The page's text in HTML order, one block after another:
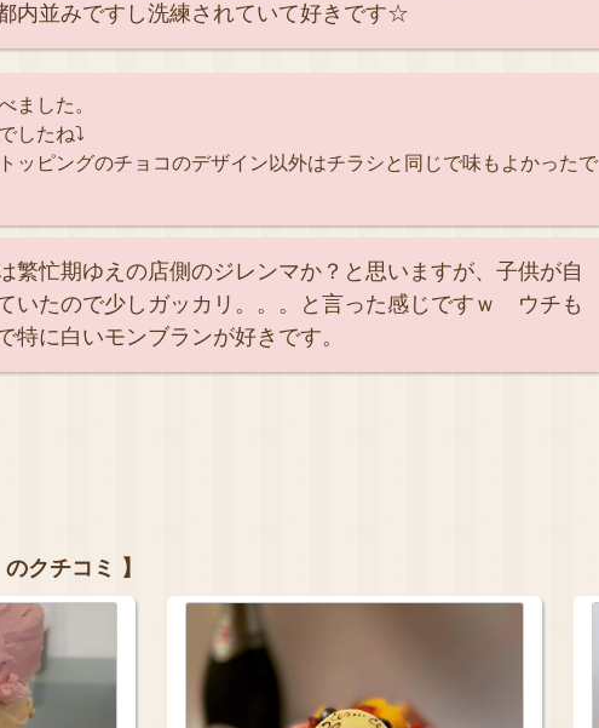
内並みですし洗練されていて好きです☆
ました。
したね⤵
ッピングのチョコのデザイン以外はチラシと同じで味もよかったで
忙期ゆえの店側のジレンマか？と思いますが、子供が自
いたので少しガッカリ。。。と言った感じですｗ ウチも
特に白いモンブランが好きです。
クチコミ 】